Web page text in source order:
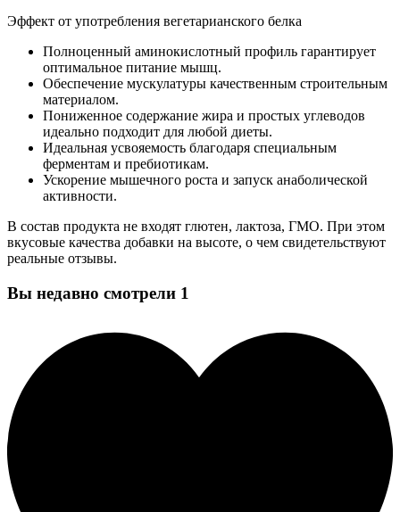
Эффект от употребления вегетарианского белка
Полноценный аминокислотный профиль гарантирует
оптимальное питание мышц.
Обеспечение мускулатуры качественным строительным
материалом.
Пониженное содержание жира и простых углеводов
идеально подходит для любой диеты.
Идеальная усвояемость благодаря специальным
ферментам и пребиотикам.
Ускорение мышечного роста и запуск анаболической
активности.
В состав продукта не входят глютен, лактоза, ГМО. При этом
вкусовые качества добавки на высоте, о чем свидетельствуют
реальные отзывы.
Вы недавно смотрели 1